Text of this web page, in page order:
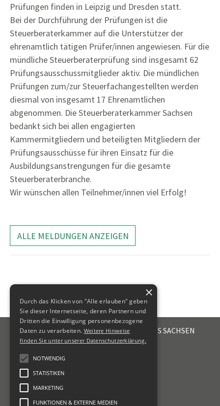
Prüfungen finden in Leipzig und Dresden statt.
Bei der Durchführung der Prüfungen ist die
Steuerberaterkammer auf die Unterstützer der
ehrenamtlich tätigen Prüfer/innen angewiesen. Für die
mündliche Steuerberaterprüfung sind insgesamt 62
Prüfungsausschussmitglieder aktiv. Die mündlichen
Prüfungen zum/zur Steuerfachangestellten werden
diesmal von insgesamt 17 Ehrenamtlichen
abgenommen. Die Steuerberaterkammer Sachsen
bedankt sich bei allen engagierten
Kammermitgliedern und beteiligten Mitgliedern der
Prüfungsausschüsse für ihren Einsatz für die
Ausbildungsanstrengungen für die gesamte
Steuerberaterbranche.
Wir wünschen allen Teilnehmer/innen viel Erfolg!
ALLE MELDUNGEN ANZEIGEN
STEUERBERATERKAMMER DES FREISTAATES SACHSEN
Emil-Fuchs-Str. 2
+49 341 56336-0
kammer@sbk-sachsen.de
KONTAKT
×
Durch das Klicken von "Alle erlauben" geben
Sie dieser Internetseite, deren Partnern und
Dritten die Einwilligung personenbezogene
Daten zu verarbeiten. Weitere Hinweise
finden Sie unter unserer Datenschutzerklärung.
NOTWENDIG
STATISTIKEN
MARKETING
FUNKTIONEN & EXTERNE MEDIEN